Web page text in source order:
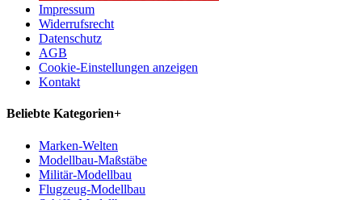
Impressum
Widerrufsrecht
Datenschutz
AGB
Cookie-Einstellungen anzeigen
Kontakt
Beliebte Kategorien+
Marken-Welten
Modellbau-Maßstäbe
Militär-Modellbau
Flugzeug-Modellbau